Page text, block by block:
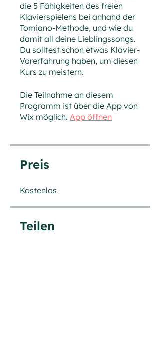
die 5 Fähigkeiten des freien
Klavierspielens bei anhand der
Tomiano-Methode, und wie du
damit all deine Lieblingssongs.
Du solltest schon etwas Klavier-
Vorerfahrung haben, um diesen
Kurs zu meistern.
Die Teilnahme an diesem
Programm ist über die App von
Wix möglich. App öffnen
Preis
Kostenlos
Teilen